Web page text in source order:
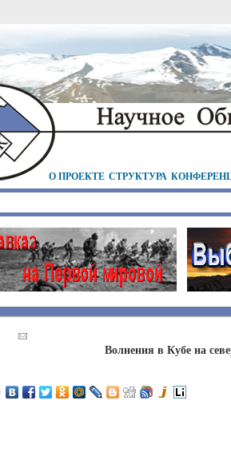
О ПРОЕКТЕ СТРУКТУРА
Волнения в Кубе на